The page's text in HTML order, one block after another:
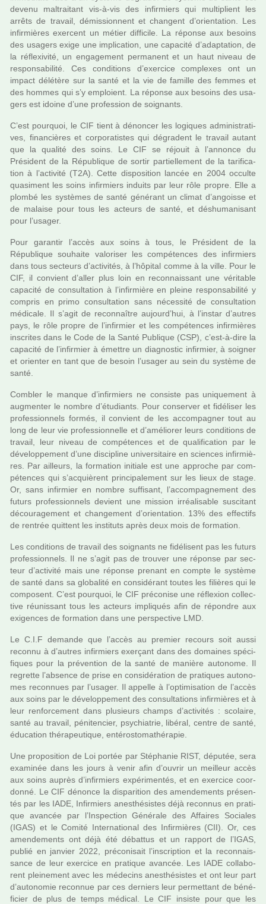
devenu mal­trai­tant vis-à-vis des infir­miers qui mul­ti­plient les
arrêts de tra­vail, démis­sion­nent et chan­gent d’orien­ta­tion. Les
infir­miè­res exer­cent un métier dif­fi­cile. La réponse aux besoins
des usa­gers exige une impli­ca­tion, une capa­cité d’adap­ta­tion, de
la réflexi­vité, un enga­ge­ment per­ma­nent et un haut niveau de
res­pon­sa­bi­lité. Ces condi­tions d’exer­cice com­plexes ont un
impact délé­tère sur la santé et la vie de famille des femmes et
des hommes qui s’y emploient. La réponse aux besoins des usa­
gers est idoine d’une pro­fes­sion de soi­gnants.
C’est pour­quoi, le CIF tient à dénon­cer les logi­ques admi­nis­tra­ti­
ves, finan­ciè­res et cor­po­ra­tis­tes qui dégra­dent le tra­vail autant
que la qua­lité des soins. Le CIF se réjouit à l’annonce du
Président de la République de sortir par­tiel­le­ment de la tari­fi­ca­
tion à l’acti­vité (T2A). Cette dis­po­si­tion lancée en 2004 occulte
qua­si­ment les soins infir­miers induits par leur rôle propre. Elle a
plombé les sys­tè­mes de santé géné­rant un climat d’angoisse et
de malaise pour tous les acteurs de santé, et déshu­ma­ni­sant
pour l’usager.
Pour garan­tir l’accès aux soins à tous, le Président de la
République sou­haite valo­ri­ser les com­pé­ten­ces des infir­miers
dans tous sec­teurs d’acti­vi­tés, à l’hôpi­tal comme à la ville. Pour le
CIF, il convient d’aller plus loin en reconnais­sant une véri­ta­ble
capa­cité de consul­ta­tion à l’infir­mière en pleine res­pon­sa­bi­lité y
com­pris en primo consul­ta­tion sans néces­sité de consul­ta­tion
médi­cale. Il s’agit de reconnaî­tre aujourd’hui, à l’instar d’autres
pays, le rôle propre de l’infir­mier et les com­pé­ten­ces infir­miè­res
ins­cri­tes dans le Code de la Santé Publique (CSP), c’est-à-dire la
capa­cité de l’infir­mier à émettre un diag­nos­tic infir­mier, à soi­gner
et orien­ter en tant que de besoin l’usager au sein du sys­tème de
santé.
Combler le manque d’infir­miers ne consiste pas uni­que­ment à
aug­men­ter le nombre d’étudiants. Pour conser­ver et fidé­li­ser les
pro­fes­sion­nels formés, il convient de les accom­pa­gner tout au
long de leur vie pro­fes­sion­nelle et d’amé­lio­rer leurs condi­tions de
tra­vail, leur niveau de com­pé­ten­ces et de qua­li­fi­ca­tion par le
déve­lop­pe­ment d’une dis­ci­pline uni­ver­si­taire en scien­ces infir­miè­
res. Par ailleurs, la for­ma­tion ini­tiale est une appro­che par com­
pé­ten­ces qui s’acquiè­rent prin­ci­pa­le­ment sur les lieux de stage.
Or, sans infir­mier en nombre suf­fi­sant, l’accom­pa­gne­ment des
futurs pro­fes­sion­nels devient une mis­sion irréa­li­sa­ble sus­ci­tant
décou­ra­ge­ment et chan­ge­ment d’orien­ta­tion. 13% des effec­tifs
de ren­trée quit­tent les ins­ti­tuts après deux mois de for­ma­tion.
Les condi­tions de tra­vail des soi­gnants ne fidé­li­sent pas les futurs
pro­fes­sion­nels. Il ne s’agit pas de trou­ver une réponse par sec­
teur d’acti­vité mais une réponse pre­nant en compte le sys­tème
de santé dans sa glo­ba­lité en consi­dé­rant toutes les filiè­res qui le
com­po­sent. C’est pour­quoi, le CIF pré­co­nise une réflexion col­lec­
tive réu­nis­sant tous les acteurs impli­qués afin de répon­dre aux
exi­gen­ces de for­ma­tion dans une pers­pec­tive LMD.
Le C.I.F demande que l’accès au pre­mier recours soit aussi
reconnu à d’autres infir­miers exer­çant dans des domai­nes spé­ci­
fi­ques pour la pré­ven­tion de la santé de manière auto­nome. Il
regrette l’absence de prise en consi­dé­ra­tion de pra­ti­ques auto­no­
mes reconnues par l’usager. Il appelle à l’opti­mi­sa­tion de l’accès
aux soins par le déve­lop­pe­ment des consul­ta­tions infir­miè­res et à
leur ren­for­ce­ment dans plu­sieurs champs d’acti­vi­tés : sco­laire,
santé au tra­vail, péni­ten­cier, psy­chia­trie, libé­ral, centre de santé,
éducation thé­ra­peu­ti­que, enté­ro­sto­ma­thé­ra­pie.
Une pro­po­si­tion de Loi portée par Stéphanie RIST, dépu­tée, sera
exa­mi­née dans les jours à venir afin d’ouvrir un meilleur accès
aux soins auprès d’infir­miers expé­ri­men­tés, et en exer­cice coor­
donné. Le CIF dénonce la dis­pa­ri­tion des amen­de­ments pré­sen­
tés par les IADE, Infirmiers anes­thé­sis­tes déjà reconnus en pra­ti­
que avan­cée par l’Inspection Générale des Affaires Sociales
(IGAS) et le Comité International des Infirmières (CII). Or, ces
amen­de­ments ont déjà été débat­tus et un rap­port de l’IGAS,
publié en jan­vier 2022, pré­co­ni­sait l’ins­crip­tion et la reconnais­
sance de leur exer­cice en pra­ti­que avan­cée. Les IADE col­la­bo­
rent plei­ne­ment avec les méde­cins anes­thé­sis­tes et ont leur part
d’auto­no­mie reconnue par ces der­niers leur per­met­tant de béné­
fi­cier de plus de temps médi­cal. Le CIF insiste pour que les